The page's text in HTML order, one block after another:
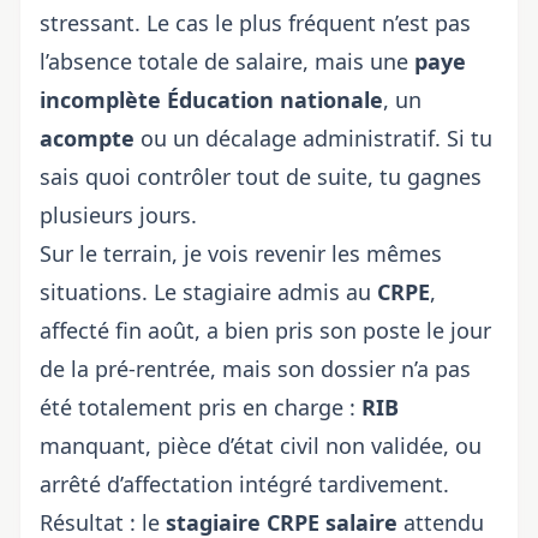
stressant. Le cas le plus fréquent n’est pas
l’absence totale de salaire, mais une paye
incomplète Éducation nationale, un
acompte ou un décalage administratif. Si tu
sais quoi contrôler tout de suite, tu gagnes
plusieurs jours.
Sur le terrain, je vois revenir les mêmes
situations. Le stagiaire admis au CRPE,
affecté fin août, a bien pris son poste le jour
de la pré-rentrée, mais son dossier n’a pas
été totalement pris en charge : RIB
manquant, pièce d’état civil non validée, ou
arrêté d’affectation intégré tardivement.
Résultat : le stagiaire CRPE salaire attendu